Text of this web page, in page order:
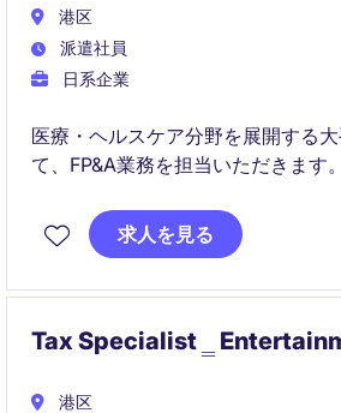
港区
派遣社員
日系企業
医療・ヘルスケア分野を展開する
て、FP&A業務を担当いただきます
す。
求人を見る
Tax Specialist ‗
港区